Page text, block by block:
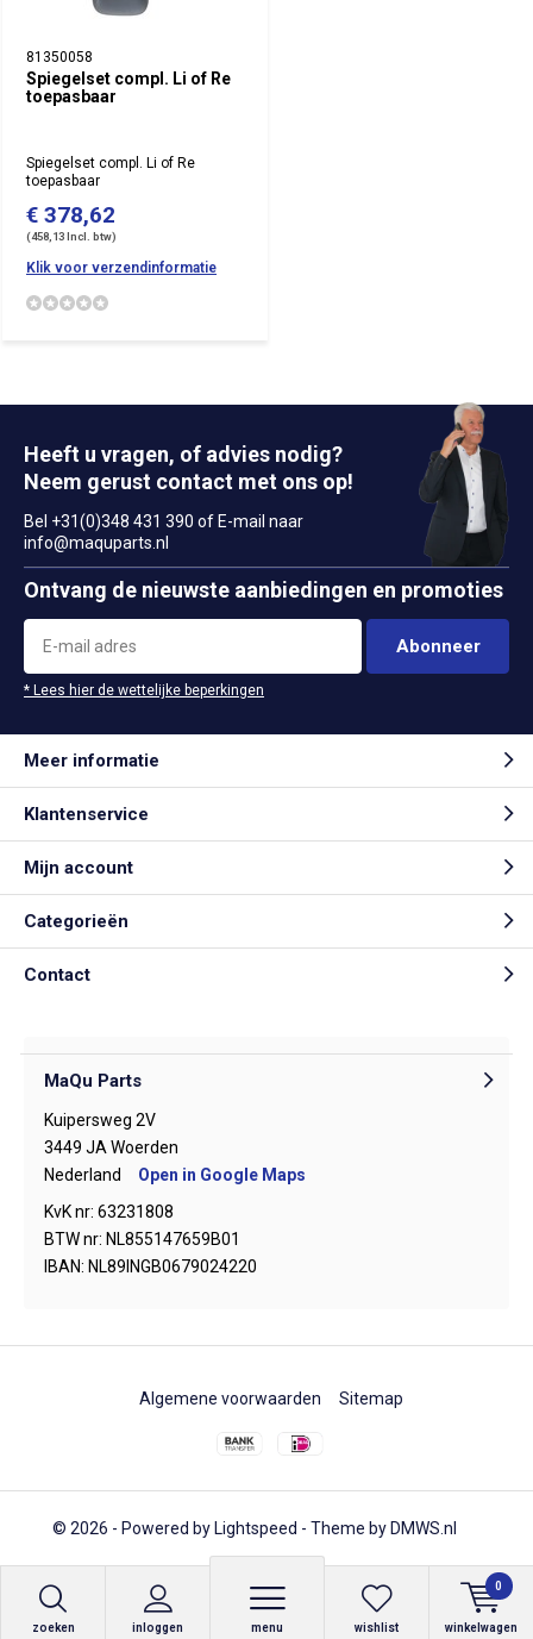
zoeken inloggen menu wishlist winkelwagen
0
81350058
Spiegelset compl. Li of Re
toepasbaar
Spiegelset compl. Li of Re
toepasbaar
€ 378,62
(458,13 Incl. btw)
Klik voor verzendinformatie
Heeft u vragen, of advies nodig?
Neem gerust contact met ons op!
Bel +31(0)348 431 390 of E-mail naar
info@maquparts.nl
Ontvang de nieuwste aanbiedingen en promoties
Abonneer
* Lees hier de wettelijke beperkingen
Meer informatie
Klantenservice
Mijn account
Categorieën
Contact
MaQu Parts
Kuipersweg 2V
3449 JA Woerden
Nederland
Open in Google Maps
KvK nr: 63231808
BTW nr: NL855147659B01
IBAN: NL89INGB0679024220
© 2026 - Powered by Lightspeed - Theme by DMWS.nl
Algemene voorwaarden Sitemap